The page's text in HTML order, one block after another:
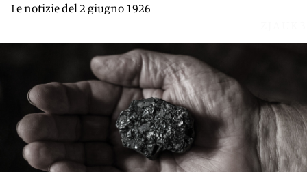
Le notizie del 2 giugno 1926